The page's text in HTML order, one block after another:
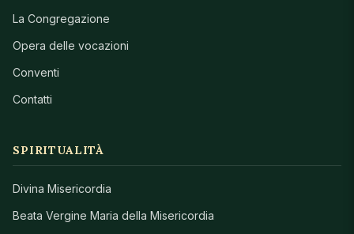
La Congregazione
Opera delle vocazioni
Conventi
Contatti
SPIRITUALITÀ
Divina Misericordia
Beata Vergine Maria della Misericordia